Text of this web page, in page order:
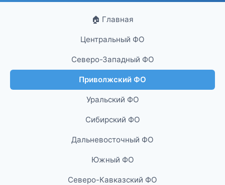
🏠 Главная
Центральный ФО
Северо-Западный ФО
Приволжский ФО
Уральский ФО
Сибирский ФО
Дальневосточный ФО
Южный ФО
Северо-Кавказский ФО